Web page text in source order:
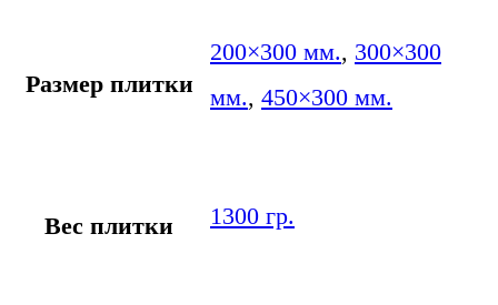
Размер плитки
200×300 мм., 300×300
мм., 450×300 мм.
Вес плитки 1300 гр.